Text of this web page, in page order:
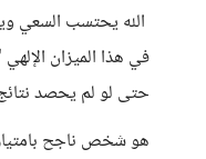
الله يحتسب السعي
في هذا الميزان
حتى لو لم يحصد
هو شخص ناجح بامتياز